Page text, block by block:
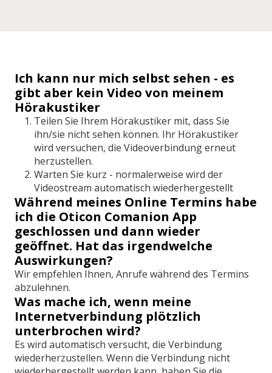
Ich kann nur mich selbst sehen - es
gibt aber kein Video von meinem
Hörakustiker
Teilen Sie Ihrem Hörakustiker mit, dass Sie
ihn/sie nicht sehen können. Ihr Hörakustiker
wird versuchen, die Videoverbindung erneut
herzustellen.
Warten Sie kurz - normalerweise wird der
Videostream automatisch wiederhergestellt
Während meines Online Termins habe
ich die Oticon Comanion App
geschlossen und dann wieder
geöffnet. Hat das irgendwelche
Auswirkungen?
Wir empfehlen Ihnen, Anrufe während des Termins
abzulehnen.
Was mache ich, wenn meine
Internetverbindung plötzlich
unterbrochen wird?
Es wird automatisch versucht, die Verbindung
wiederherzustellen. Wenn die Verbindung nicht